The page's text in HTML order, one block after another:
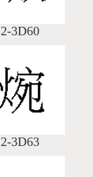
2-3D60
2-3D63